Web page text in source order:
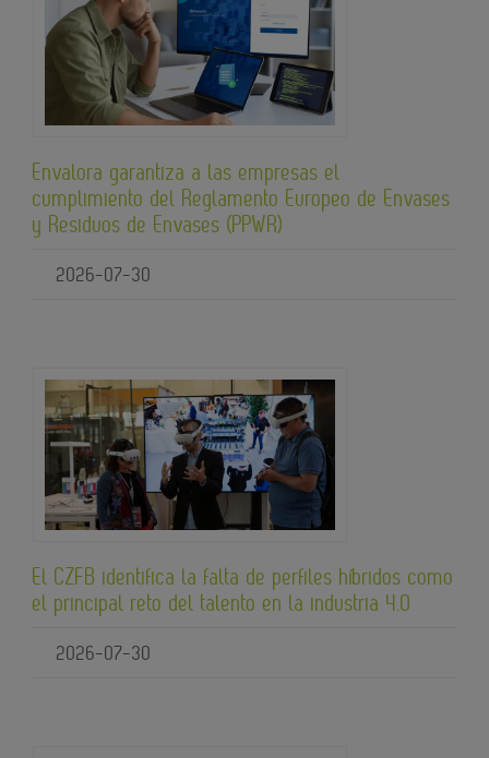
Envalora garantiza a las empresas el
cumplimiento del Reglamento Europeo de Envases
y Residuos de Envases (PPWR)
2026-07-30
El CZFB identifica la falta de perfiles híbridos como
el principal reto del talento en la industria 4.0
2026-07-30